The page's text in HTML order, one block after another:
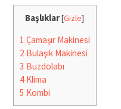
Başlıklar[Gizle]
1 Çamaşır Makinesi
2 Bulaşık Makinesi
3 Buzdolabı
4Klima
5 Kombi